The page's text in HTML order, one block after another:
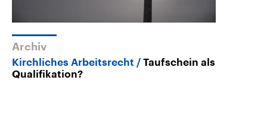
Archiv
Kirchliches Arbeitsrecht
Taufschein als
Qualifikation?